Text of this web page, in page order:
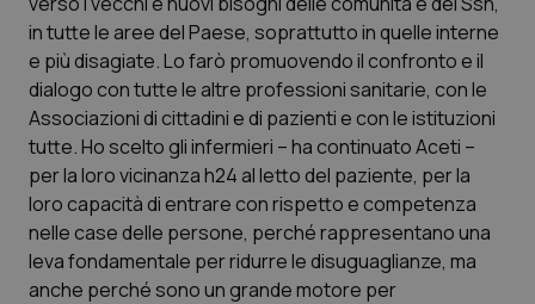
Veneto
Oncoematologia
Oncologia & Nutrizione
Psoriasi & pelle
Quotidiano Cardiologia
Quotidiano Chirurgia
in tutte le aree del Paese, soprattutto in quelle interne
e più disagiate. Lo farò promuovendo il confronto e il
dialogo con tutte le altre professioni sanitarie, con le
Associazioni di cittadini e di pazienti e con le istituzioni
tutte. Ho scelto gli infermieri – ha continuato Aceti –
per la loro vicinanza h24 al letto del paziente, per la
loro capacità di entrare con rispetto e competenza
nelle case delle persone, perché rappresentano una
leva fondamentale per ridurre le disuguaglianze, ma
anche perché sono un grande motore per